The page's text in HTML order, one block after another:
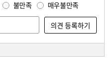
불만족 매우불만족